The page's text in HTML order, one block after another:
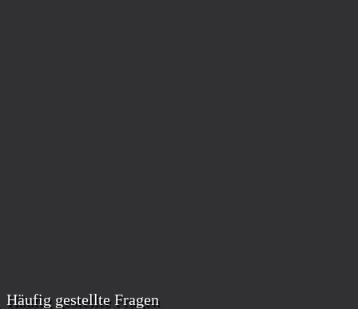
Häufig gestellte Fragen